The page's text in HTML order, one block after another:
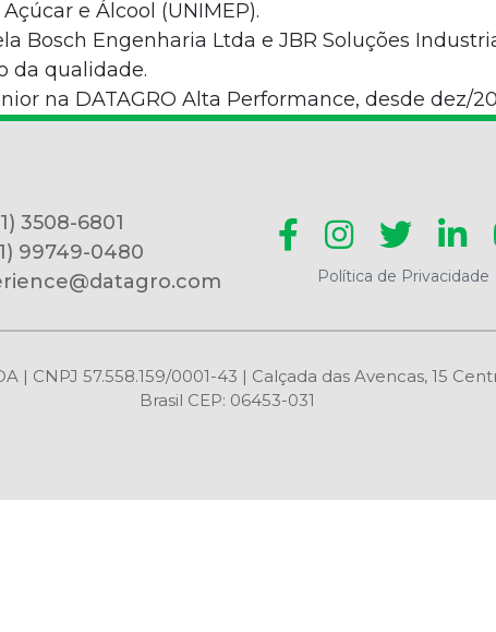
e Álcool (UNIMEP).
Bosch Engenharia Ltda e JBR Soluções
da qualidade.
na DATAGRO Alta Performance, desde dez/
3508-6801
99749-0480
Política de Privacidade
| CNPJ 57.558.159/0001-43 | Calçada das Avencas, 15
Brasil CEP: 06453-031